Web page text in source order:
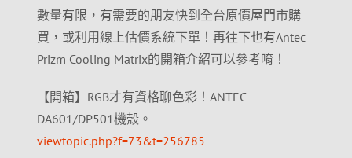
數量有限，有需要的朋友快到全台原價屋門市購
買，或利用線上估價系統下單！再往下也有Antec
Prizm Cooling Matrix的開箱介紹可以參考唷！
【開箱】RGB才有資格聊色彩！ANTEC
DA601/DP501機殼。
viewtopic.php?f=73&t=256785